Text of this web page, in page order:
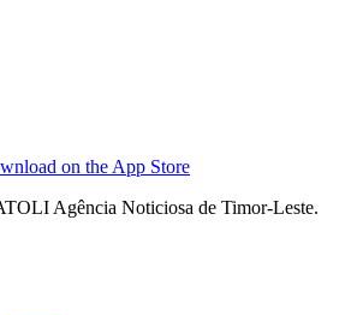
Agência Noticiosa de Timor-Leste.